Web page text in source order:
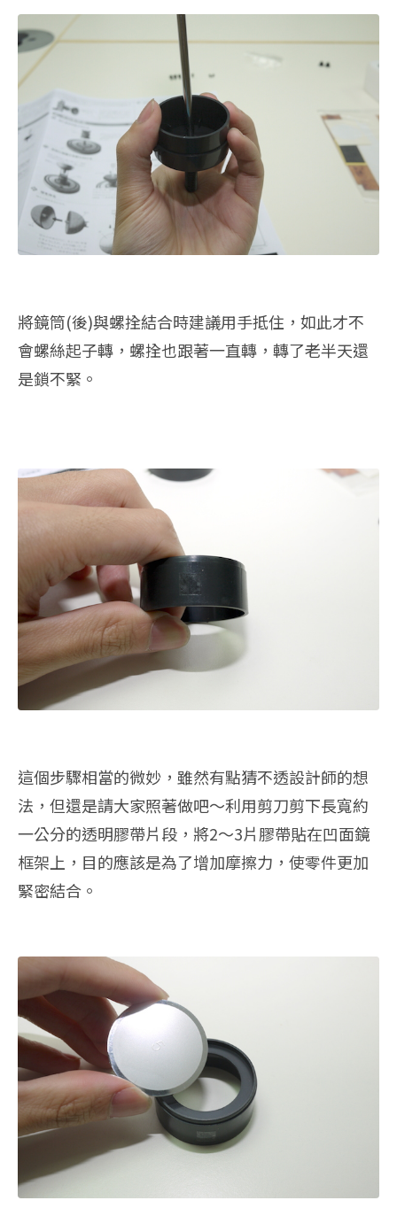
將鏡筒(後)與螺拴結合時建議用手抵住，如此才不
會螺絲起子轉，螺拴也跟著一直轉，轉了老半天還
是鎖不緊。
這個步驟相當的微妙，雖然有點猜不透設計師的想
法，但還是請大家照著做吧～利用剪刀剪下長寬約
一公分的透明膠帶片段，將2～3片膠帶貼在凹面鏡
框架上，目的應該是為了增加摩擦力，使零件更加
緊密結合。